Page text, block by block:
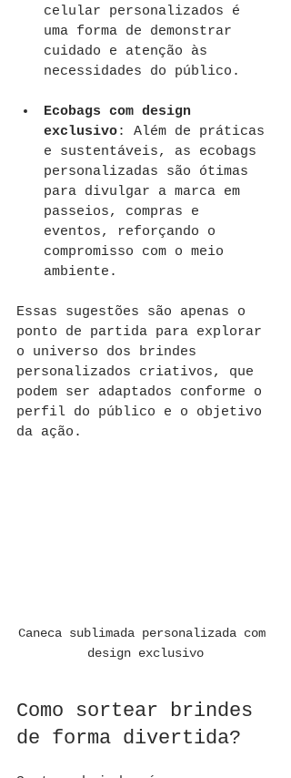
celular personalizados é
uma forma de demonstrar
cuidado e atenção às
necessidades do público.
Ecobags com design
exclusivo: Além de práticas
e sustentáveis, as ecobags
personalizadas são ótimas
para divulgar a marca em
passeios, compras e
eventos, reforçando o
compromisso com o meio
ambiente.
Essas sugestões são apenas o
ponto de partida para explorar
o universo dos brindes
personalizados criativos, que
podem ser adaptados conforme o
perfil do público e o objetivo
da ação.
Caneca sublimada personalizada com
design exclusivo
Como sortear brindes
de forma divertida?